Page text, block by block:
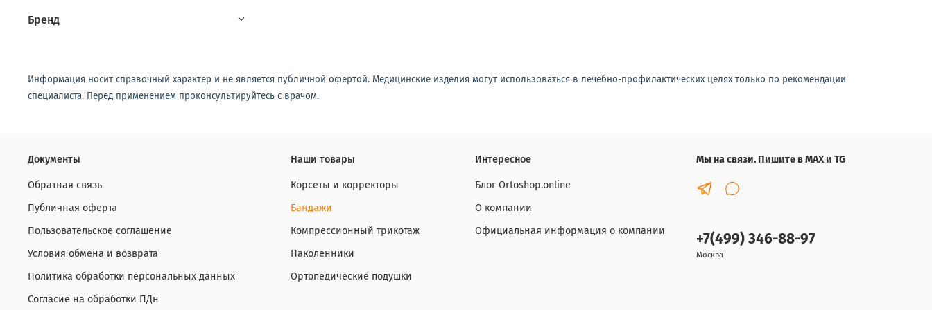
Бренд
Информация носит справочный характер и не является публичной офертой. Медицинские изделия могут использоваться в лечебно-профилактических целях только по рекомендации
специалиста. Перед применением проконсультируйтесь с врачом.
Документы
Обратная связь
Публичная оферта
Пользовательское соглашение
Условия обмена и возврата
Политика обработки персональных данных
Согласие на обработки ПДн
Наши товары
Корсеты и корректоры
Бандажи
Компрессионный трикотаж
Наколенники
Ортопедические подушки
Интересное
Блог Ortoshop.online
О компании
Официальная информация о компании
Мы на связи. Пишите в MAX и TG
+7(499) 346-88-97
Москва